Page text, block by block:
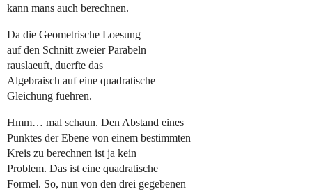
kann mans auch berechnen.
Da die Geometrische Loesung
auf den Schnitt zweier Parabeln
rauslaeuft, duerfte das
Algebraisch auf eine quadratische
Gleichung fuehren.
Hmm… mal schaun. Den Abstand eines
Punktes der Ebene von einem bestimmten
Kreis zu berechnen ist ja kein
Problem. Das ist eine quadratische
Formel. So, nun von den drei gegebenen